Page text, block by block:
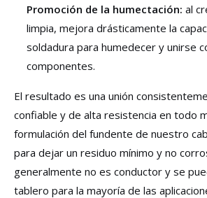
Promoción de la humectación: al
limpia, mejora drásticamente la
soldadura para humedecer y unirse
componentes.
El resultado es una unión
confiable y de alta resistencia en todo
formulación del fundente de nuestro
para dejar un residuo mínimo y no
generalmente no es conductor y se
tablero para la mayoría de las